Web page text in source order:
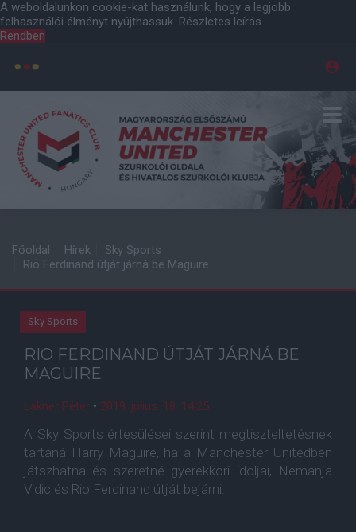
A weboldalunkon cookie-kat használunk, hogy a legjobb
felhasználói élményt nyújthassuk. Részletes leírás
Rendben
Főoldal Hírek
Sky Sports
Rio Ferdinand útját járná be Maguire
Sky Sports
RIO FERDINAND ÚTJÁT JÁRNÁ BE
MAGUIRE
Lakner Péter • 2019. július. 18. 14:25
A Sky Sports értesülései szerint megtiszteltetésnek
tartaná Harry Maguire, ha a Manchester Unitedben
játszhatna és szeretné gyerekkori idoljai, Nemanja
Vidic és Rio Ferdinand útját bejárni.